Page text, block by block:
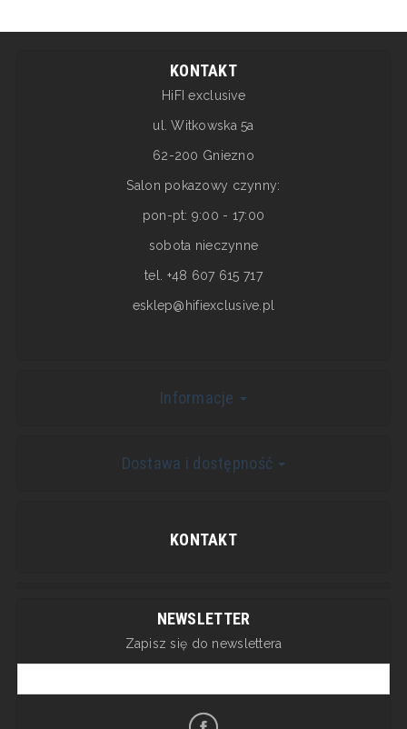
KONTAKT
HiFI exclusive
ul. Witkowska 5a
62-200 Gniezno
Salon pokazowy czynny:
pon-pt: 9:00 - 17:00
sobota nieczynne
tel. +48 607 615 717
esklep@hifiexclusive.pl
Informacje
Dostawa i dostępność
KONTAKT
NEWSLETTER
Zapisz się do newslettera